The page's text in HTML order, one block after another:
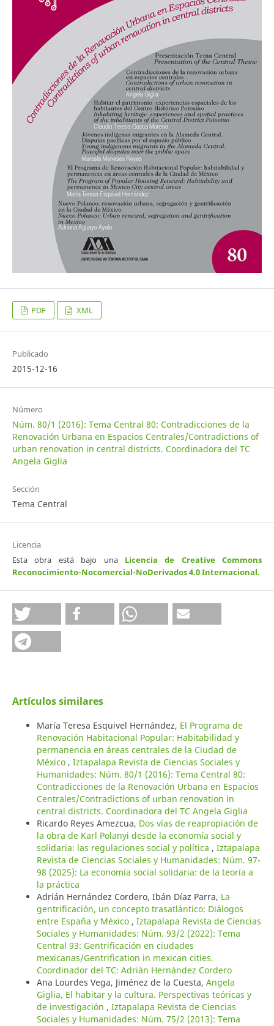
PDF XML
Publicado
2015-12-16
Número
Núm. 80/1 (2016): Tema Central 80: Contradicciones de la
Renovación Urbana en Espacios Centrales/Contradictions of
urban renovation in central districts. Coordinadora del TC
Angela Giglia
Sección
Tema Central
Licencia
Esta obra está bajo una Licencia de Creative Commons
Reconocimiento-Nocomercial-NoDerivados 4.0 Internacional.
Artículos similares
María Teresa Esquivel Hernández, El Programa de
Renovación Habitacional Popular: Habitabilidad y
permanencia en áreas centrales de la Ciudad de
México , Iztapalapa Revista de Ciencias Sociales y
Humanidades: Núm. 80/1 (2016): Tema Central 80:
Contradicciones de la Renovación Urbana en Espacios
Centrales/Contradictions of urban renovation in
central districts. Coordinadora del TC Angela Giglia
Ricardo Reyes Amezcua, Dos vías de reapropiación de
la obra de Karl Polanyi desde la economía social y
solidaria: las regulaciones social y política , Iztapalapa
Revista de Ciencias Sociales y Humanidades: Núm. 97-
98 (2025): La economía social solidaria: de la teoría a
la práctica
Adrián Hernández Cordero, Ibán Díaz Parra, La
gentrificación, un concepto trasatlántico: Diálogos
entre España y México , Iztapalapa Revista de Ciencias
Sociales y Humanidades: Núm. 93/2 (2022): Tema
Central 93: Gentrificación en ciudades
mexicanas/Gentrification in mexican cities.
Coordinador del TC: Adrián Hernández Cordero
Ana Lourdes Vega, Jiménez de la Cuesta, Angela
Giglia, El habitar y la cultura. Perspectivas teóricas y
de investigación , Iztapalapa Revista de Ciencias
Sociales y Humanidades: Núm. 75/2 (2013): Tema